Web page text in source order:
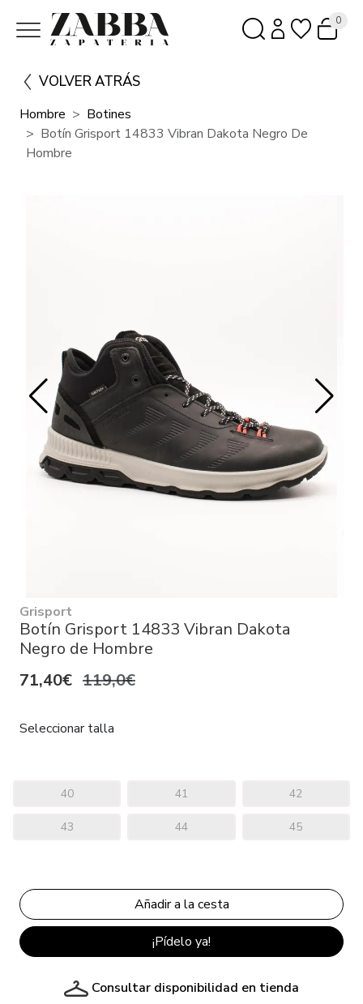
0
VOLVER ATRÁS
Hombre
Botines
Botín Grisport 14833 Vibran Dakota Negro De
Hombre
Grisport
Botín Grisport 14833 Vibran Dakota
Negro de Hombre
71,40€ 119,0€
Seleccionar talla
40 41 42
43 44 45
¡Pídelo ya!
Consultar disponibilidad en tienda